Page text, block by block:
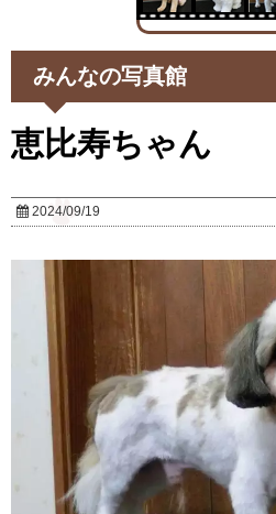
みんなの写真館
恵比寿ちゃん
2024/09/19